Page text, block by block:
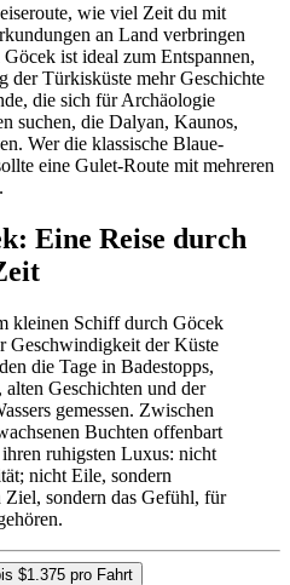
wie viel Zeit du mit
an Land verbringen
ist ideal zum Entspannen,
der Türkisküste mehr Geschichte
die sich für Archäologie
suchen, die Dalyan, Kaunos,
Wer die klassische Blaue-
eine Gulet-Route mit mehreren
Eine Reise durch
kleinen Schiff durch Göcek
Geschwindigkeit der Küste
die Tage in Badestopps,
alten Geschichten und der
gemessen. Zwischen
Buchten offenbart
ruhigsten Luxus: nicht
nicht Eile, sondern
Ziel, sondern das Gefühl, für
$1.375 pro Fahrt